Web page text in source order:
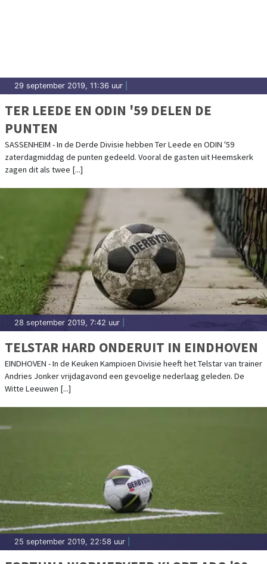
29 september 2019, 11:36 uur
TER LEEDE EN ODIN '59 DELEN DE
PUNTEN
SASSENHEIM - In de Derde Divisie hebben Ter Leede en ODIN '59
zaterdagmiddag de punten gedeeld. Vooral de gasten uit Heemskerk
zagen dit als twee [...]
28 september 2019, 7:42 uur
TELSTAR HARD ONDERUIT IN EINDHOVEN
EINDHOVEN - In de Keuken Kampioen Divisie heeft het Telstar van trainer
Andries Jonker vrijdagavond een gevoelige nederlaag geleden. De
Witte Leeuwen [...]
25 september 2019, 22:58 uur